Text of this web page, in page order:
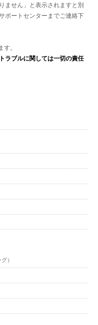
ません」と表示されますと別
ポートセンターまでご連絡下
。
ラブルに関しては一切の責任
）